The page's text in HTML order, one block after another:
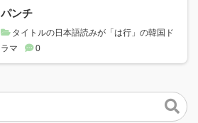
パンチ
タイトルの日本語読みが「は行」の韓国ド
ラマ
0